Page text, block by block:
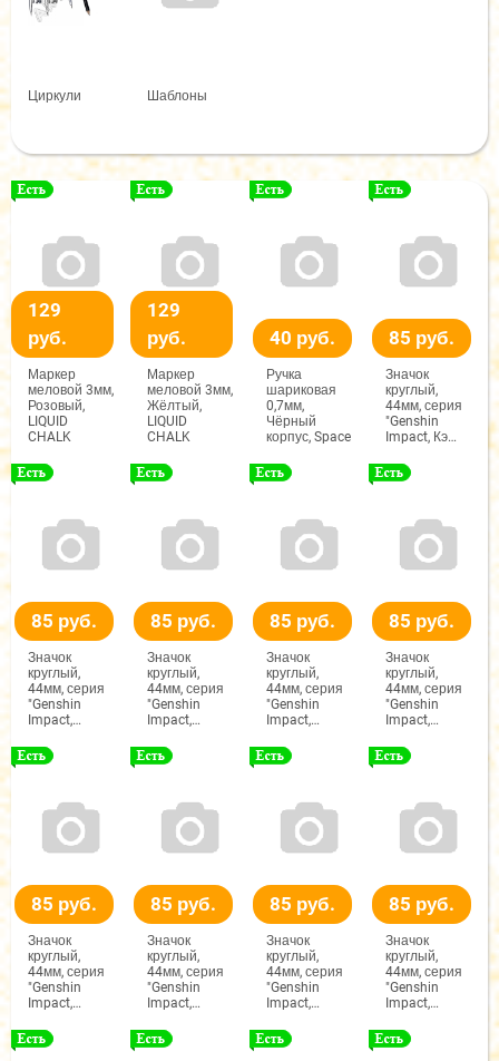
Циркули Шаблоны
129
руб.
Маркер
меловой 3мм,
Розовый,
LIQUID
CHALK
129
руб.
Маркер
меловой 3мм,
Жёлтый,
LIQUID
CHALK
40 руб.
Ручка
шариковая
0,7мм,
Чёрный
корпус, Space
85 руб.
Значок
круглый,
44мм, серия
"Genshin
Impact, Кэ
85 руб.
Значок
круглый,
44мм, серия
"Genshin
Impact,
85 руб.
Значок
круглый,
44мм, серия
"Genshin
Impact,
85 руб.
Значок
круглый,
44мм, серия
"Genshin
Impact,
85 руб.
Значок
круглый,
44мм, серия
"Genshin
Impact,
85 руб.
Значок
круглый,
44мм, серия
"Genshin
Impact,
85 руб.
Значок
круглый,
44мм, серия
"Genshin
Impact,
85 руб.
Значок
круглый,
44мм, серия
"Genshin
Impact,
85 руб.
Значок
круглый,
44мм, серия
"Genshin
Impact,